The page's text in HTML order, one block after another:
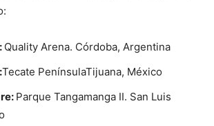
Quality Arena. Córdoba, Argentina
Tecate PenínsulaTijuana, México
Parque Tangamanga II. San Luis